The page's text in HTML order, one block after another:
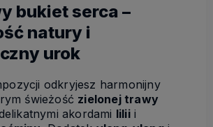
bukiet serca –
natury i
urok
odkryjesz harmonijny
świeżość zielonej trawy
akordami liliii